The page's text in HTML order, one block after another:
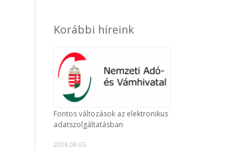
Korábbi híreink
Fontos változások az elektronikus
adatszolgáltatásban
2026.08.05.